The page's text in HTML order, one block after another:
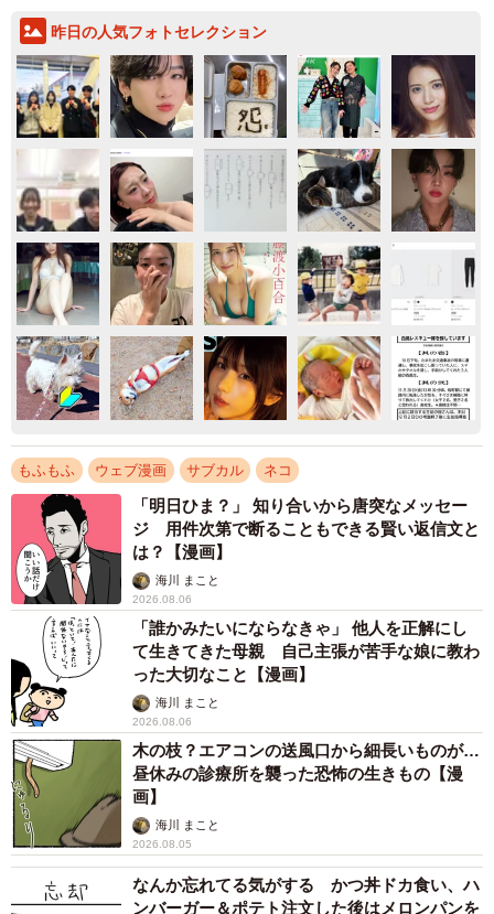
昨日の人気フォトセレクション
もふもふ ウェブ漫画 サブカル ネコ
「明日ひま？」 知り合いから唐突なメッセー
ジ 用件次第で断ることもできる賢い返信文と
は？【漫画】
海川 まこと
2026.08.06
「誰かみたいにならなきゃ」 他人を正解にし
て生きてきた母親 自己主張が苦手な娘に教わ
った大切なこと【漫画】
海川 まこと
2026.08.06
木の枝？エアコンの送風口から細長いものが…
昼休みの診療所を襲った恐怖の生きもの【漫
画】
海川 まこと
2026.08.05
なんか忘れてる気がする かつ丼ドカ食い、ハ
ンバーガー＆ポテト注文した後はメロンパンを